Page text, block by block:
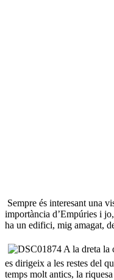
Sempre és interesant una
importància d’Empúries i
ha un edifici, mig amagat,
es dirigeix a les restes del
temps molt antics, la